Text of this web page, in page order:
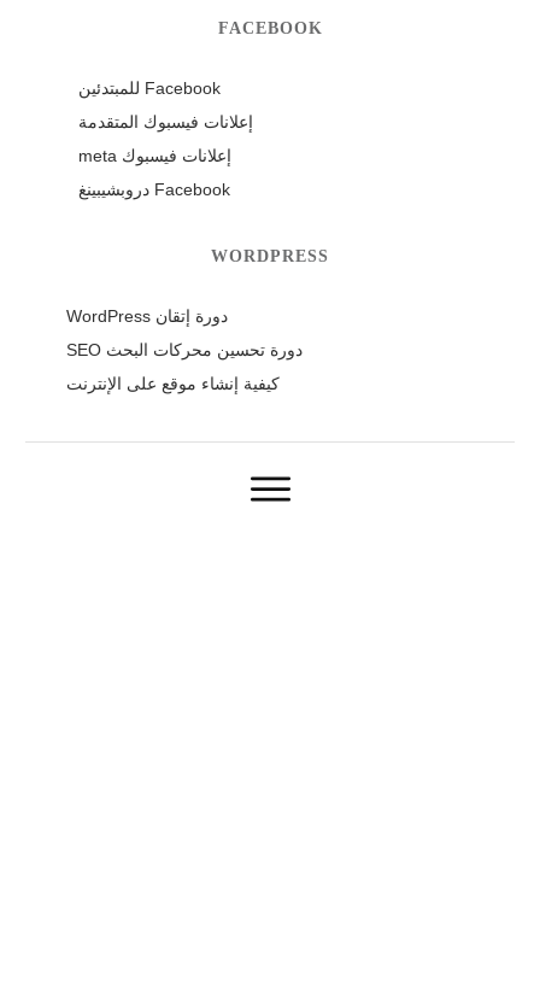
FACEBOOK
Facebook للمبتدئين
إعلانات فيسبوك المتقدمة
إعلانات فيسبوك meta
Facebook دروبشيبينغ
WORDPRESS
دورة إتقان WordPress
دورة تحسين محركات البحث SEO
كيفية إنشاء موقع على الإنترنت